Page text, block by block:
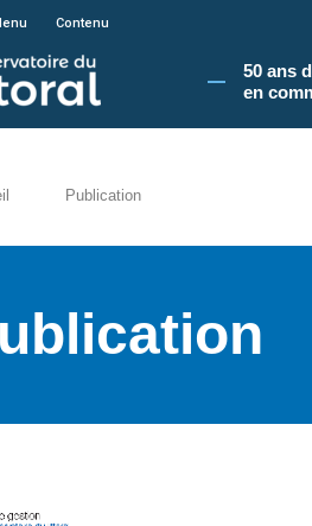
En poursuivant votre navigation
Contenu
50 ans
en
Publication